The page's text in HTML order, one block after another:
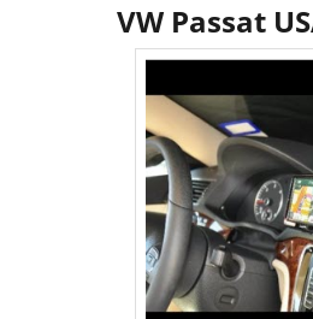
VW Passat